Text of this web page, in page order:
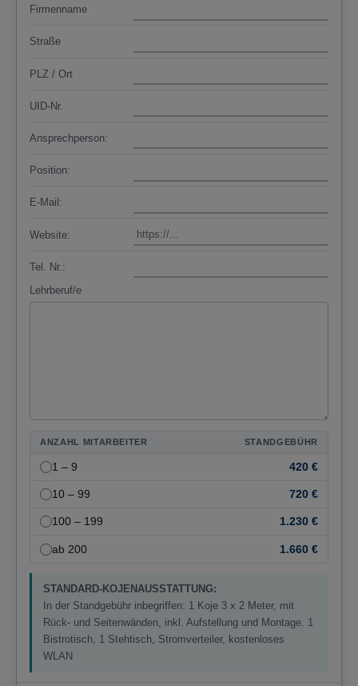
Firmenname
Straße
PLZ / Ort
UID-Nr.
Ansprechperson:
Position:
E-Mail:
Website:
Tel. Nr.:
Lehrberuf/e
ANZAHL MITARBEITER STANDGEBÜHR
1 – 9 420 €
10 – 99 720 €
100 – 199 1.230 €
ab 200 1.660 €
STANDARD-KOJENAUSSTATTUNG:
In der Standgebühr inbegriffen: 1 Koje 3 x 2 Meter, mit
Rück- und Seitenwänden, inkl. Aufstellung und Montage. 1
Bistrotisch, 1 Stehtisch, Stromverteiler, kostenloses
WLAN